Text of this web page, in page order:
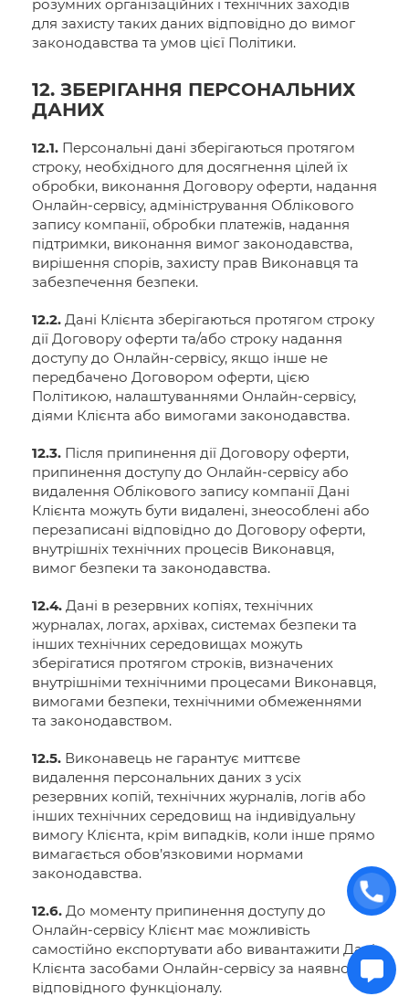
розумних організаційних і технічних заходів
для захисту таких даних відповідно до вимог
законодавства та умов цієї Політики.
12. ЗБЕРІГАННЯ ПЕРСОНАЛЬНИХ
ДАНИХ
12.1. Персональні дані зберігаються протягом
строку, необхідного для досягнення цілей їх
обробки, виконання Договору оферти, надання
Онлайн-сервісу, адміністрування Облікового
запису компанії, обробки платежів, надання
підтримки, виконання вимог законодавства,
вирішення спорів, захисту прав Виконавця та
забезпечення безпеки.
12.2. Дані Клієнта зберігаються протягом строку
дії Договору оферти та/або строку надання
доступу до Онлайн-сервісу, якщо інше не
передбачено Договором оферти, цією
Політикою, налаштуваннями Онлайн-сервісу,
діями Клієнта або вимогами законодавства.
12.3. Після припинення дії Договору оферти,
припинення доступу до Онлайн-сервісу або
видалення Облікового запису компанії Дані
Клієнта можуть бути видалені, знеособлені або
перезаписані відповідно до Договору оферти,
внутрішніх технічних процесів Виконавця,
вимог безпеки та законодавства.
12.4. Дані в резервних копіях, технічних
журналах, логах, архівах, системах безпеки та
інших технічних середовищах можуть
зберігатися протягом строків, визначених
внутрішніми технічними процесами Виконавця,
вимогами безпеки, технічними обмеженнями
та законодавством.
12.5. Виконавець не гарантує миттєве
видалення персональних даних з усіх
резервних копій, технічних журналів, логів або
інших технічних середовищ на індивідуальну
вимогу Клієнта, крім випадків, коли інше прямо
вимагається обов’язковими нормами
законодавства.
12.6. До моменту припинення доступу до
Онлайн-сервісу Клієнт має можливість
самостійно експортувати або вивантажити Дані
Клієнта засобами Онлайн-сервісу за наявності
відповідного функціоналу.